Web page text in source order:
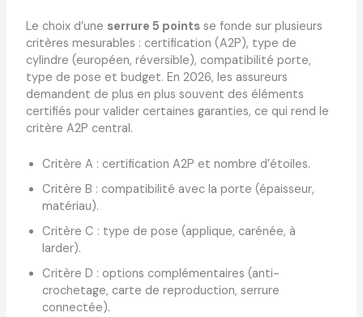
Le choix d’une serrure 5 pointsse fonde sur plusieurs
critères mesurables : certification (A2P), type de
cylindre (européen, réversible), compatibilité porte,
type de pose et budget. En 2026, les assureurs
demandent de plus en plus souvent des éléments
certifiés pour valider certaines garanties, ce qui rend le
critère A2P central.
Critère A : certification A2P et nombre d’étoiles.
Critère B : compatibilité avec la porte (épaisseur,
matériau).
Critère C : type de pose (applique, carénée, à
larder).
Critère D : options complémentaires (anti-
crochetage, carte de reproduction, serrure
connectée).